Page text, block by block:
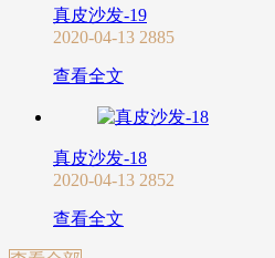
真皮沙发-19
2020-04-13 2885
查看全文
真皮沙发-18
2020-04-13 2852
查看全文